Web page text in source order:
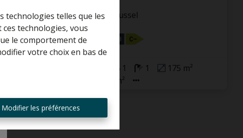
technologies telles que les
technologies, vous
le comportement de
votre choix en bas de
Modifier les préférences
1020 Brussel
1 1
175 m²
165 m²